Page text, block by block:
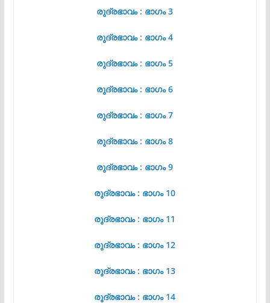
രുദ്രഭാവം : ഭാഗം 3
രുദ്രഭാവം : ഭാഗം 4
രുദ്രഭാവം : ഭാഗം 5
രുദ്രഭാവം : ഭാഗം 6
രുദ്രഭാവം : ഭാഗം 7
രുദ്രഭാവം : ഭാഗം 8
രുദ്രഭാവം : ഭാഗം 9
രുദ്രഭാവം : ഭാഗം 10
രുദ്രഭാവം : ഭാഗം 11
രുദ്രഭാവം : ഭാഗം 12
രുദ്രഭാവം : ഭാഗം 13
രുദ്രഭാവം : ഭാഗം 14